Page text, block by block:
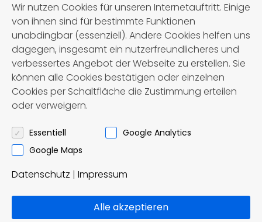
Momentan sind leider keine Termine
verfügbar. Bitte schauen Sie später
nochmal vorbei.
Jetzt buchen
Unverbindliche Buchungsanfage
Wir nutzen Cookies für unseren Internetauftritt. Einige
von ihnen sind für bestimmte Funktionen
unabdingbar (essenziell). Andere Cookies helfen uns
dagegen, insgesamt ein nutzerfreundlicheres und
verbessertes Angebot der Webseite zu erstellen. Sie
können alle Cookies bestätigen oder einzelnen
Cookies per Schaltfläche die Zustimmung erteilen
oder verweigern.
Essentiell
Google Analytics
Google Maps
Datenschutz | Impressum
Alle akzeptieren